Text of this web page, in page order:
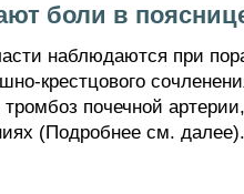
боли в
наблюдаются при
крестцового
почечной
(Подробнее см. далее).